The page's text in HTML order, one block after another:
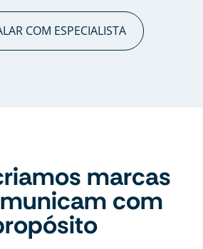
COM ESPECIALISTA
marcas
com